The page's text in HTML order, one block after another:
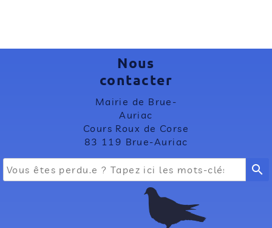
Nous
contacter
Mairie de Brue-
Auriac
Cours Roux de Corse
83 119 Brue-Auriac
search